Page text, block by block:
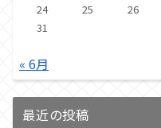
24
25 26
31
« 6月
最近の投稿